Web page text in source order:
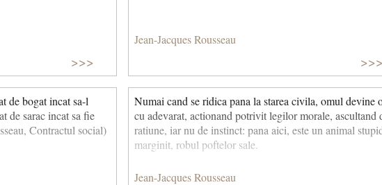
>>>
Jean-Jacques Rousseau
>>>
de bogat incat sa-l
de sarac incat sa fie
Contractul social)
Numai cand se ridica pana la starea civila, omul devine
cu adevarat, actionand potrivit legilor morale, ascultand
ratiune, iar nu de instinct: pana aici, este un ani­mal
marginit, robul poftelor sale.
Jean-Jacques Rousseau